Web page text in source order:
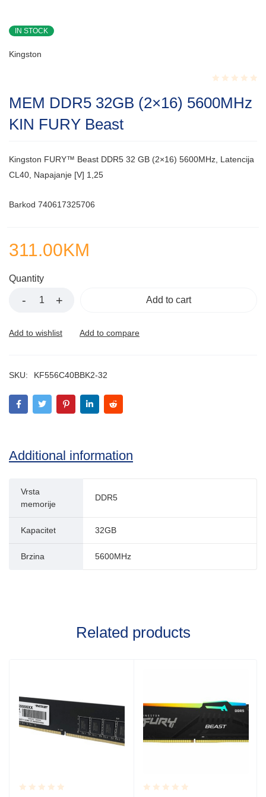
IN STOCK
Kingston
0.001
MEM DDR5 32GB (2×16) 5600MHz
KIN FURY Beast
Kingston FURY™ Beast DDR5 32 GB (2×16) 5600MHz, Latencija
CL40, Napajanje [V] 1,25
Barkod 740617325706
311.00KM
Quantity
Add to cart
SKU: KF556C40BBK2-32
Additional information
Vrsta
memorije
DDR5
Kapacitet 32GB
Brzina 5600MHz
Related products